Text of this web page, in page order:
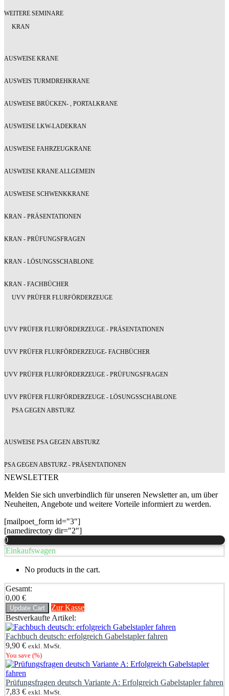
WEITERE SEMINARE
KRAN
AUSWEISE KRANE
AUSWEIS TURMDREHKRANE
AUSWEISE BRÜCKEN- , PORTALKRANE
AUSWEISE LKW-LADEKRAN
AUSWEISE FAHRZEUGKRANE
AUSWEISE KRANE ALLGEMEIN
AUSWEISE SCHWENKKRANE
KRAN - PRÄSENTATIONEN
KRAN - PRÜFUNGSFRAGEN
KRAN - LÖSUNGSSCHABLONE
KRAN - FACHBÜCHER
UVV PRÜFER FLURFÖRDERZEUGE
UVV PRÜFER FLURFÖRDERZEUGE - PRÄSENTATIONEN
UVV PRÜFER FLURFÖRDERZEUGE- FACHBÜCHER
UVV PRÜFER FLURFÖRDERZEUGE - PRÜFUNGSFRAGEN
UVV PRÜFER FLURFÖRDERZEUGE - LÖSUNGSSCHABLONE
PSA GEGEN ABSTURZ
AUSWEISE PSA GEGEN ABSTURZ
PSA GEGEN ABSTURZ - PRÄSENTATIONEN
NEWSLETTER
Melden Sie sich unverbindlich für unseren Newsletter an, um über
Neuheiten, Angebote und weitere Vorteile informiert zu werden.
[mailpoet_form id="3"]
[namedirectory dir="2"]
0
Einkaufswagen
No products in the cart.
Gesamt:
0,00 €
Update Cart
Zur Kasse
Bestverkaufte Artikel:
Fachbuch deutsch: erfolgreich Gabelstapler fahren
9,90 € exkl. MwSt.
You save (%)
Prüfungsfragen deutsch Variante A: Erfolgreich Gabelstapler fahren
7,83 € exkl. MwSt.